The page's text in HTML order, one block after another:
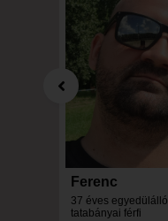
Ferenc
37 éves egyedülálló
tatabányai férfi